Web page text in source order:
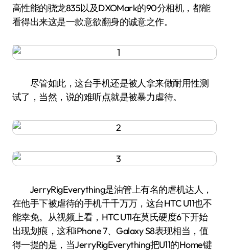
高性能的骁龙835以及DXOMark的90分相机，都能
看得出来这是一款意欲翻身的诚意之作。
尽管如此，这台手机还是被人拿来做耐用性测
试了，当然，说的难听点就是被暴力虐待。
JerryRigEverything是油管上有名的虐机达人，
在他手下被虐待的手机千千万万，这台HTC U11也不
能幸免。从视频上看，HTC U11在莫氏硬度6下开始
出现划痕，这和iPhone 7、Galaxy S8表现相当，值
得一提的是，当JerryRigEverything把U11的Home键